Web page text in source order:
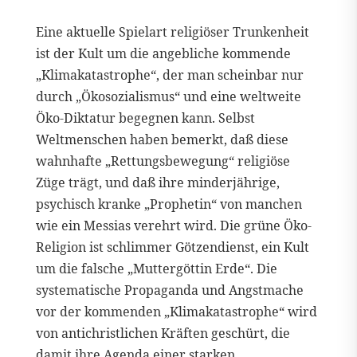
Eine aktuelle Spielart religiöser Trunkenheit
ist der Kult um die angebliche kommende
„Klimakatastrophe“, der man scheinbar nur
durch „Ökosozialismus“ und eine weltweite
Öko-Diktatur begegnen kann. Selbst
Weltmenschen haben bemerkt, daß diese
wahnhafte „Rettungsbewegung“ religiöse
Züge trägt, und daß ihre minderjährige,
psychisch kranke „Prophetin“ von manchen
wie ein Messias verehrt wird. Die grüne Öko-
Religion ist schlimmer Götzendienst, ein Kult
um die falsche „Muttergöttin Erde“. Die
systematische Propaganda und Angstmache
vor der kommenden „Klimakatastrophe“ wird
von antichristlichen Kräften geschürt, die